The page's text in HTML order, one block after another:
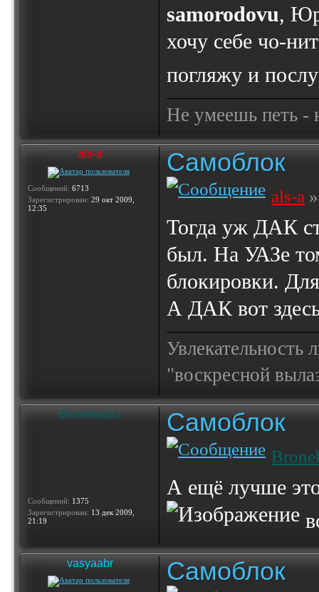
samorodovu,
хочу себе чо-
погляжу и
Не умеешь петь -
als-a
Сообщений: 6713
Зарегистрирован: 29 окт 2009,
12:35
Самоблок
als-a
Тогда уж ДАК
был. На УАЗе
блокировки.
А ДАК вот
Увлекательность
"воскресной
Bronebadza
Сообщений: 1375
Зарегистрирован: 13 дек 2009,
21:19
Самоблок
А ещё лучше
vasyaabr Самоблок